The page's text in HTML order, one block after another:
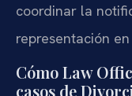
coordinar la
representación
Cómo Law
casos de